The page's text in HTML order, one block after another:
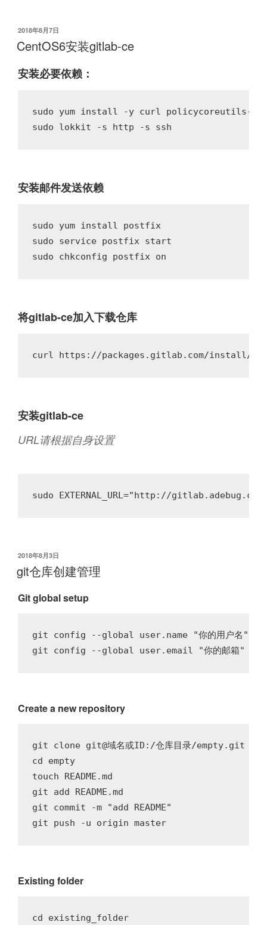
发
布
于
2018年8月7日
CentOS6安装gitlab-ce
安装必要依赖：
sudo yum install -y curl policycoreutils-
安装邮件发送依赖
sudo yum install postfix
sudo service postfix start
将gitlab-ce加入下载仓库
安装gitlab-ce
URL请根据自身设置
发
于
2018年8月3日
git仓库创建管理
Git global setup
git config --global user.name "你的用户名"
Create a new repository
git clone git@域名或ID:/仓库目录/empty.git
cd empty
touch README.md
git add README.md
git commit -m "add README"
Existing folder
cd existing_folder